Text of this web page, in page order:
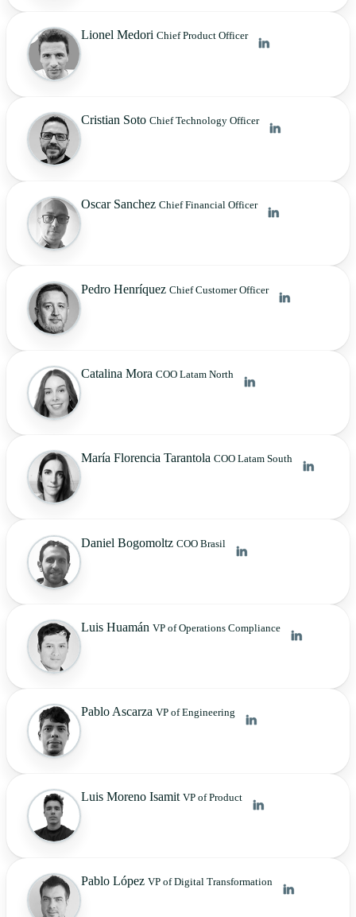
Lionel Medori Chief Product Officer
Cristian Soto Chief Technology Officer
Oscar Sanchez Chief Financial Officer
Pedro Henríquez Chief Customer Officer
Catalina Mora COO Latam North
María Florencia Tarantola COO Latam South
Daniel Bogomoltz COO Brasil
Luis Huamán VP of Operations Compliance
Pablo Ascarza VP of Engineering
Luis Moreno Isamit VP of Product
Pablo López VP of Digital Transformation